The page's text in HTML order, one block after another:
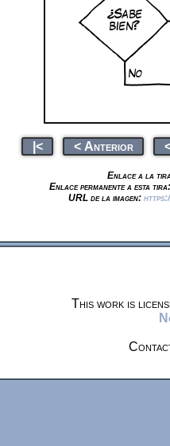
|< < Anterior
Enlace a la
Enlace permanente a esta
URL de la imagen:
This work is